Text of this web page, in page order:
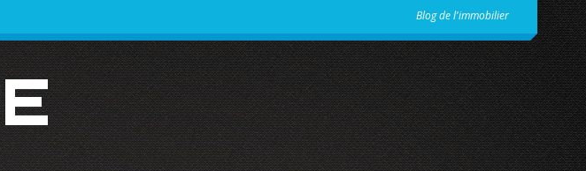
Blog de l'immobilier